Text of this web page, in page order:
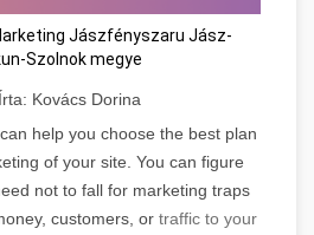
Jászfényszaru Jász-
Szolnok megye
Írta: Kovács Dorina
help you choose the best plan
of your site. You can figure
not to fall for marketing traps
customers, or traffic to your